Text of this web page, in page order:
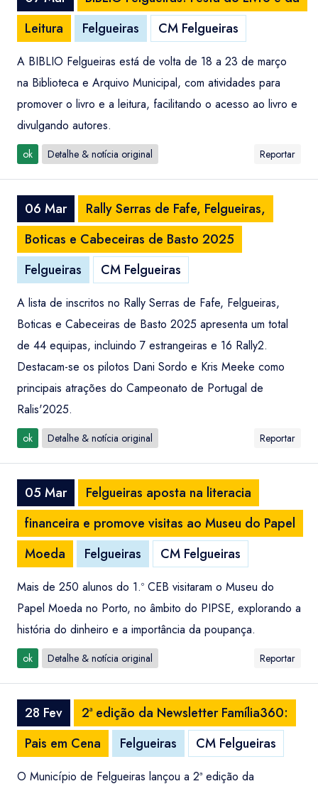
Leitura
Felgueiras CM Felgueiras
A BIBLIO Felgueiras está de volta de 18 a 23 de março
na Biblioteca e Arquivo Municipal, com atividades para
promover o livro e a leitura, facilitando o acesso ao livro e
divulgando autores.
ok Detalhe & notícia original Reportar
06 Mar
Rally Serras de Fafe, Felgueiras,
Boticas e Cabeceiras de Basto 2025
Felgueiras
CM Felgueiras
A lista de inscritos no Rally Serras de Fafe, Felgueiras,
Boticas e Cabeceiras de Basto 2025 apresenta um total
de 44 equipas, incluindo 7 estrangeiras e 16 Rally2.
Destacam-se os pilotos Dani Sordo e Kris Meeke como
principais atrações do Campeonato de Portugal de
Ralis'2025.
ok Detalhe & notícia original Reportar
05 Mar
Felgueiras aposta na literacia
financeira e promove visitas ao Museu do Papel
Moeda
Felgueiras CM Felgueiras
Mais de 250 alunos do 1.º CEB visitaram o Museu do
Papel Moeda no Porto, no âmbito do PIPSE, explorando a
história do dinheiro e a importância da poupança.
ok Detalhe & notícia original Reportar
28 Fev
2ª edição da Newsletter Família360:
Pais em Cena
Felgueiras CM Felgueiras
O Município de Felgueiras lançou a 2ª edição da